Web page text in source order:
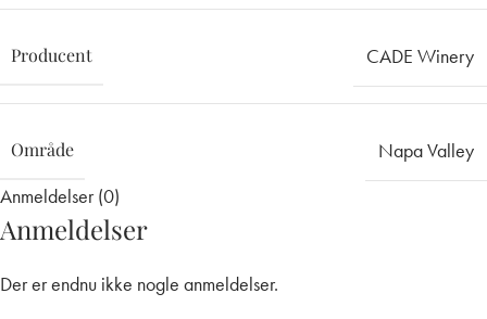
Producent CADE Winery
Område
Napa Valley
Anmeldelser (0)
Anmeldelser
Der er endnu ikke nogle anmeldelser.